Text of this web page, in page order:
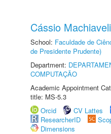
Cássio
School: Faculdade de
de Presidente Prudente)
Department:
COMPUTAÇÃO
Academic Appointment
title: MS-5.3
Orcid
CV Lattes
ResearcherID
Dimensions